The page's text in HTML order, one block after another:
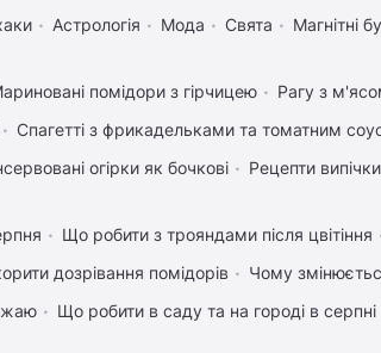
Астрологія Мода Свята Магнітні
помідори з гірчицею Рагу з
Спагетті з фрикадельками та томатним
огірки як бочкові Рецепти
Що робити з трояндами після цвітіння
дозрівання помідорів
Чому
Що робити в саду та на городі в серпні